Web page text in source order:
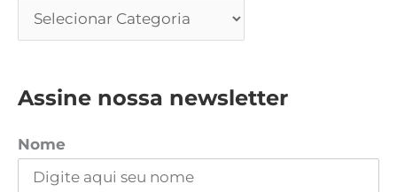
Assine nossa newsletter
Nome